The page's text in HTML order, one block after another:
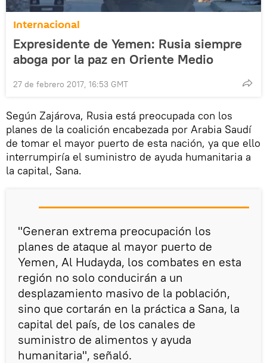
Internacional
Expresidente de Yemen: Rusia siempre
aboga por la paz en Oriente Medio
27 de febrero 2017, 16:53 GMT
Según Zajárova, Rusia está preocupada con los
planes de la coalición encabezada por Arabia Saudí
de tomar el mayor puerto de esta nación, ya que ello
interrumpiría el suministro de ayuda humanitaria a
la capital, Sana.
"Generan extrema preocupación los
planes de ataque al mayor puerto de
Yemen, Al Hudayda, los combates en esta
región no solo conducirán a un
desplazamiento masivo de la población,
sino que cortarán en la práctica a Sana, la
capital del país, de los canales de
suministro de alimentos y ayuda
humanitaria", señaló.